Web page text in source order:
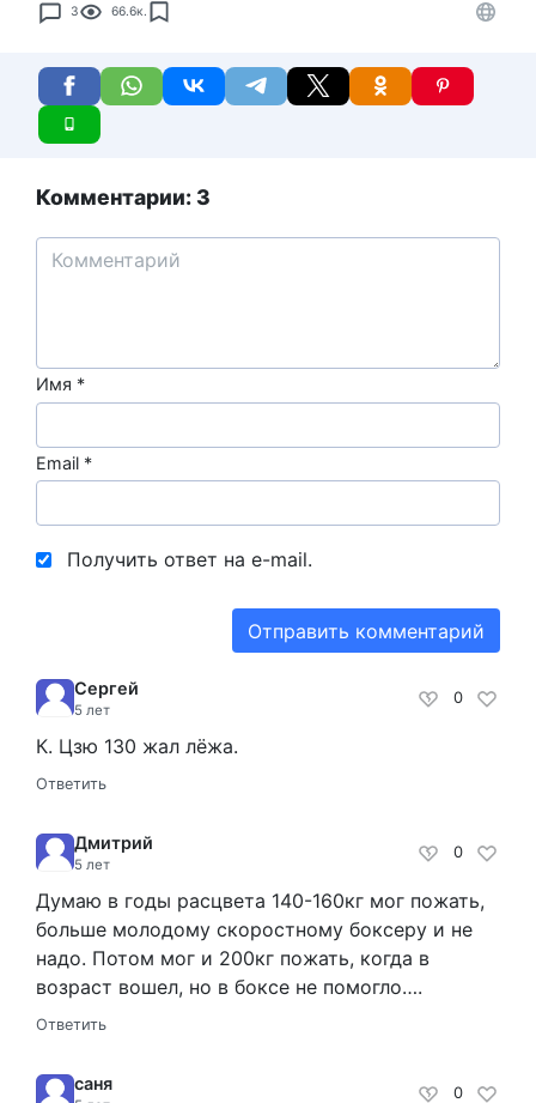
3 66.6к.
Комментарии: 3
Имя *
Email *
Получить ответ на e-mail.
Сергей
5 лет
0
К. Цзю 130 жал лёжа.
Ответить
Дмитрий
5 лет
0
Думаю в годы расцвета 140-160кг мог пожать,
больше молодому скоростному боксеру и не
надо. Потом мог и 200кг пожать, когда в
возраст вошел, но в боксе не помогло….
Ответить
саня 0